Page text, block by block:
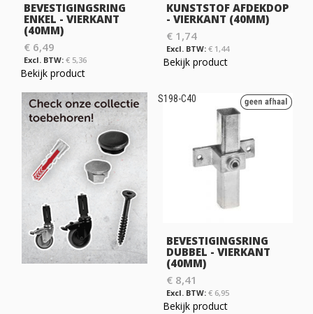
BEVESTIGINGSRING
ENKEL - VIERKANT
(40MM)
€ 6,49
€ 5,36
Bekijk product
KUNSTSTOF AFDEKDOP
- VIERKANT (40MM)
€ 1,74
€ 1,44
Bekijk product
S198-C40
BEVESTIGINGSRING
DUBBEL - VIERKANT
(40MM)
€ 8,41
€ 6,95
Bekijk product